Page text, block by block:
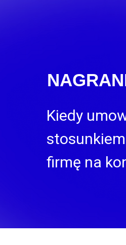
Kiedy
firmę na